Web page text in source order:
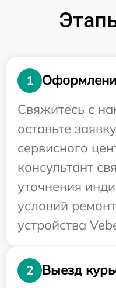
1
Свяжитесь с
оставьте
сервисного
консультант
уточнения
условий
устройства
2 Выезд